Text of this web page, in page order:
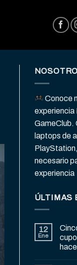
Conoce
experiencia
GameClub.
laptops de
necesario
experiencia
ÚLTIMAS
12
Ene